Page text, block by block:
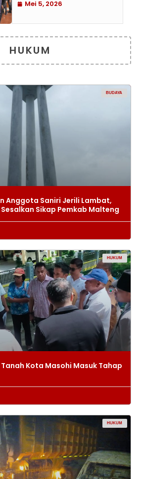
Mei 5, 2026
HUKUM
BUDAYA
Anggota Saniri Jerili Lambat,
Sikap Pemkab Malteng
HUKUM
Kota Masohi Masuk Tahap
HUKUM